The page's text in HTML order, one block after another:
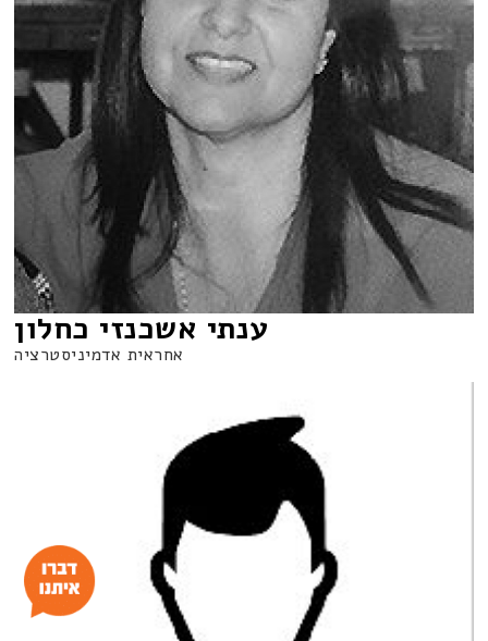
ענתי אשכנזי כחלון
אחראית אדמיניסטרציה